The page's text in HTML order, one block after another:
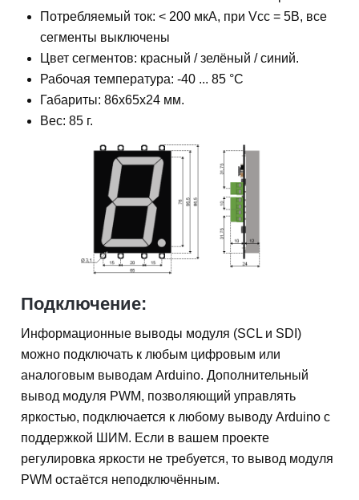
Потребляемый ток: < 200 мкА, при Vcc = 5В, все
сегменты выключены
Цвет сегментов: красный / зелёный / синий.
Рабочая температура: -40 ... 85 °С
Габариты: 86х65х24 мм.
Вес: 85 г.
Подключение:
Информационные выводы модуля (SCL и SDI)
можно подключать к любым цифровым или
аналоговым выводам Arduino. Дополнительный
вывод модуля PWM, позволяющий управлять
яркостью, подключается к любому выводу Arduino с
поддержкой ШИМ. Если в вашем проекте
регулировка яркости не требуется, то вывод модуля
PWM остаётся неподключённым.